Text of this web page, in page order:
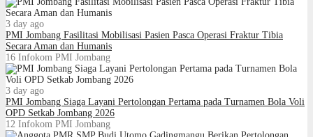
3 day ago
PMI Jombang Fasilitasi Mobilisasi Pasien Pasca Operasi Fraktur Tibia
Secara Aman dan Humanis
16 Infokom PMI Jombang
3 day ago
PMI Jombang Siaga Layani Pertolongan Pertama pada Turnamen Bola Voli
OPD Setkab Jombang 2026
12 Infokom PMI Jombang